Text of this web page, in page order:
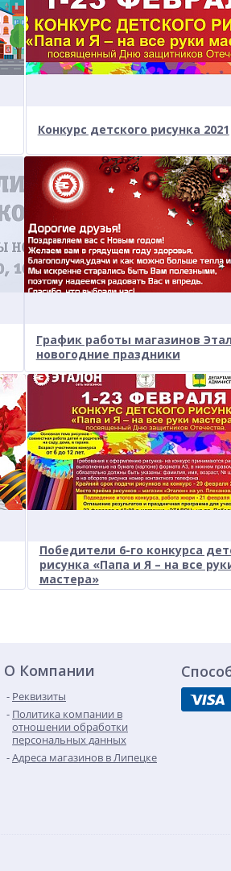
Конкурс детского рисунка 2021
График работы магазинов
новогодние праздники
Победители 6-го конкурса
рисунка «Папа и Я – на все
мастера»
О Компании
Реквизиты
Политика компании в
отношении обработки
персональных данных
Адреса магазинов в Липецке